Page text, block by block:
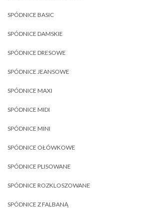
SPÓDNICE BASIC
SPÓDNICE DAMSKIE
SPÓDNICE DRESOWE
SPÓDNICE JEANSOWE
SPÓDNICE MAXI
SPÓDNICE MIDI
SPÓDNICE MINI
SPÓDNICE OŁÓWKOWE
SPÓDNICE PLISOWANE
SPÓDNICE ROZKLOSZOWANE
SPÓDNICE Z FALBANĄ